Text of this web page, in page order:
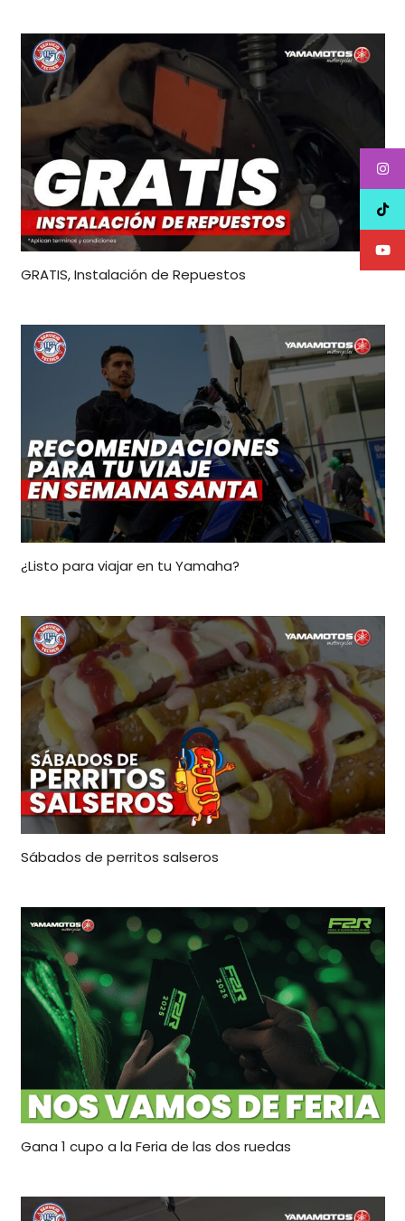
GRATIS, Instalación de Repuestos
¿Listo para viajar en tu Yamaha?
Sábados de perritos salseros
Gana 1 cupo a la Feria de las dos ruedas